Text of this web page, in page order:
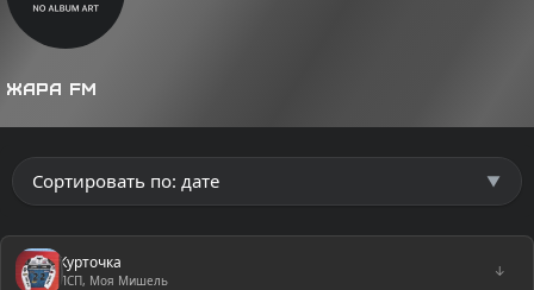
Жара FM
Курточка
ЛСП, Моя Мишель
↓